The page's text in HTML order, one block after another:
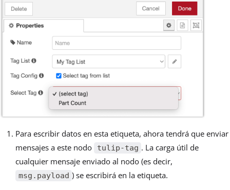
Para escribir datos en esta etiqueta, ahora tendrá que enviar
mensajes a este nodo
tulip-tag . La carga útil de
cualquier mensaje enviado al nodo (es decir,
msg.payload ) se escribirá en la etiqueta.